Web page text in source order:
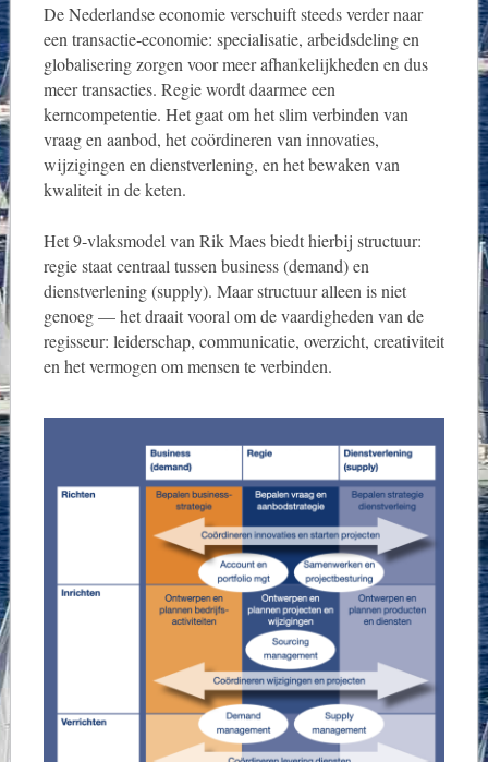
De Nederlandse economie verschuift steeds verder naar
een transactie‑economie: specialisatie, arbeidsdeling en
globalisering zorgen voor meer afhankelijkheden en dus
meer transacties. Regie wordt daarmee een
kerncompetentie. Het gaat om het slim verbinden van
vraag en aanbod, het coördineren van innovaties,
wijzigingen en dienstverlening, en het bewaken van
kwaliteit in de keten.
Het 9‑vlaksmodel van Rik Maes biedt hierbij structuur:
regie staat centraal tussen business (demand) en
dienstverlening (supply). Maar structuur alleen is niet
genoeg — het draait vooral om de vaardigheden van de
regisseur: leiderschap, communicatie, overzicht, creativiteit
en het vermogen om mensen te verbinden.